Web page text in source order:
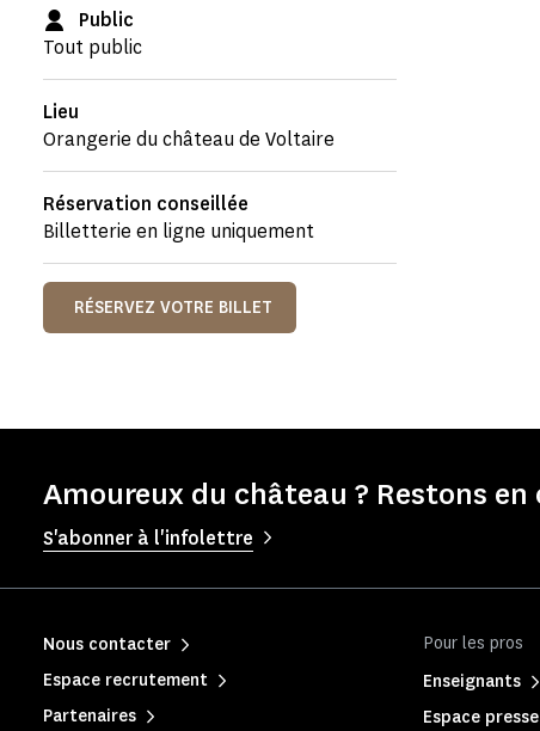
Public
Tout public
Lieu
Orangerie du château de Voltaire
Réservation conseillée
Billetterie en ligne uniquement
RÉSERVEZ VOTRE BILLET
Amoureux du château ? Restons
S'abonner à l'infolettre
Pour les pros
Enseignants
Espace presse
Nous contacter
Espace recrutement
Partenaires